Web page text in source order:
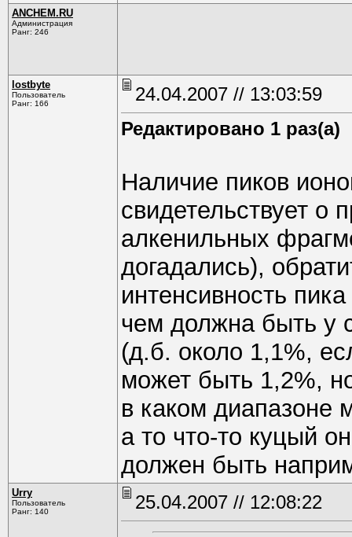
ANCHEM.RU
Администрация
Ранг: 246
lostbyte
Пользователь
Ранг: 166
24.04.2007 // 13:03:59
Редактировано 1 раз(а)
Наличие пиков
свидетельствует о
алкенильных
догадались),
интенсивность
чем должна быть у
(д.б. около 1,1%,
может быть 1,2%,
в каком диапазоне
а то что-то куцый
должен быть
Urry
Пользователь
Ранг: 140
25.04.2007 // 12:08:22